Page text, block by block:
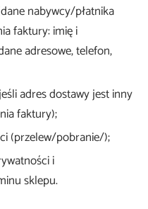
nabywcy/płatnika
faktury: imię i
adresowe, telefon,
adres dostawy jest inny
faktury);
(przelew/pobranie/);
i
sklepu.